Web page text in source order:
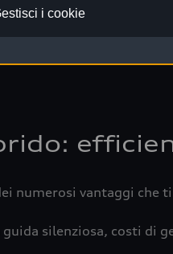
ufficiale Audi
e coperto da
numerosi vantaggi che
silenziosa, costi di
i cookie